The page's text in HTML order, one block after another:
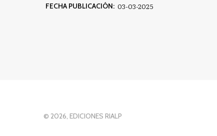
FECHA PUBLICACIÓN: 03-03-2025
© 2026, EDICIONES RIALP